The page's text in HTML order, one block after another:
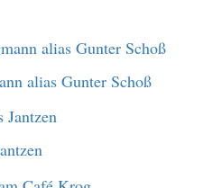
alias Gunter Schoß